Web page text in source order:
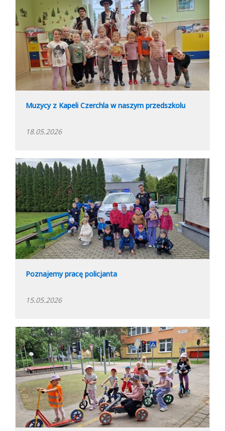
Muzycy z Kapeli Czerchla w naszym przedszkolu
18.05.2026
Poznajemy pracę policjanta
15.05.2026